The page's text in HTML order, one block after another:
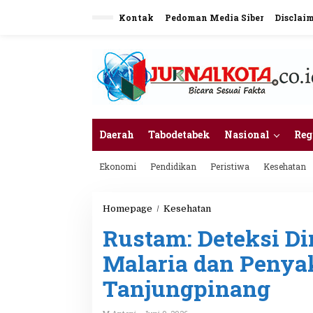
Kontak Pedoman Media Siber
Daerah Tabodetabek Nasional
Ekonomi Pendidikan Peristiwa Kesehatan
Homepage / Kesehatan
s
t
a
m
:
D
Rustam: Deteksi
Malaria dan
Tanjungpinang